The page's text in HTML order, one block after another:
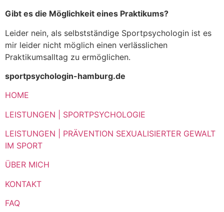
Gibt es die Möglichkeit eines Praktikums?
Leider nein, als selbstständige Sportpsychologin ist es
mir leider nicht möglich einen verlässlichen
Praktikumsalltag zu ermöglichen.
sportpsychologin-hamburg.de
HOME
LEISTUNGEN | SPORTPSYCHOLOGIE
LEISTUNGEN | PRÄVENTION SEXUALISIERTER GEWALT
IM SPORT
ÜBER MICH
KONTAKT
FAQ